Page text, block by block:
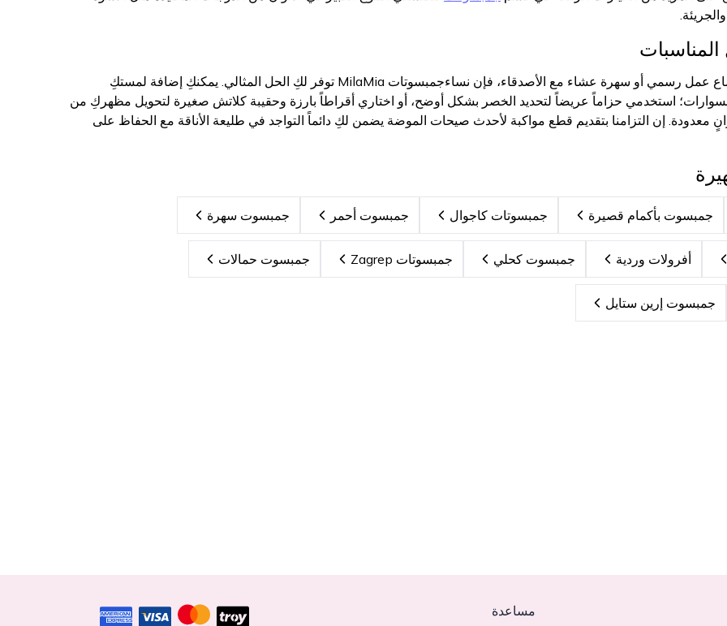
سواء كنتِ تستعدين لاجتماع عمل رسمي أو سهرة عشاء مع الأصدقاء، فإن نساءجمبسوتات MilaMia توفر لكِ الحل المثالي. يمكنكِ إضافة لمستكِ
استخدمي حزاماً عريضاً لتحديد الخصر بشكل أوضح، أو اختاري أقراطاً بارزة وحقيبة كلاتش صغيرة لتحويل مظهركِ من
معدودة. إن التزامنا بتقديم قطع مواكبة لأحدث صيحات الموضة يضمن لكِ دائماً التواجد في طليعة الأناقة مع الحفاظ على
جمبسوت بأكمام قصيرة جمبسوتات كاجوال جمبسوت أحمر جمبسوت سهرة
أفرولات وردية جمبسوت كحلي جمبسوتات Zagrep جمبسوت حمالات
جمبسوت إرين ستايل
مساعدة